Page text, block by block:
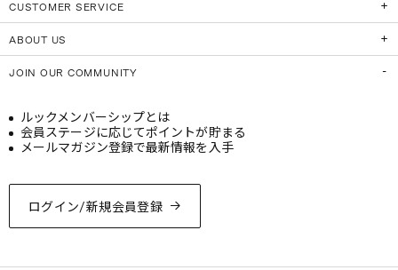
CUSTOMER SERVICE
ABOUT US
JOIN OUR COMMUNITY
ログイン/新規会員登録
ルックメンバーシップとは
会員ステージに応じてポイントが貯まる
メールマガジン登録で最新情報を入手